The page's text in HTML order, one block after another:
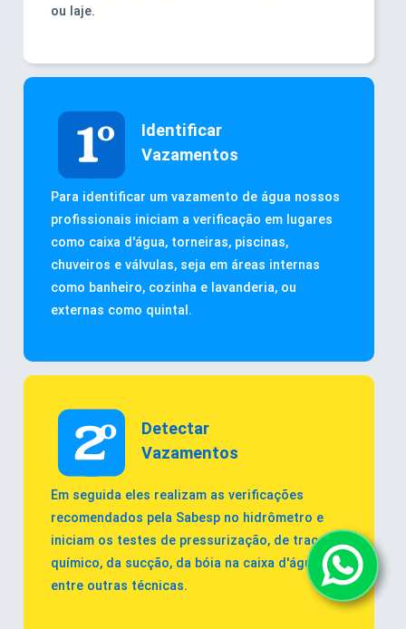
ou laje.
Identificar
Vazamentos
Para identificar um vazamento de água nossos
profissionais iniciam a verificação em lugares
como caixa d'água, torneiras, piscinas,
chuveiros e válvulas, seja em áreas internas
como banheiro, cozinha e lavanderia, ou
externas como quintal.
Detectar
Vazamentos
Em seguida eles realizam as verificações
recomendados pela Sabesp no hidrômetro e
iniciam os testes de pressurização, de traçador
químico, da sucção, da bóia na caixa d'água,
entre outras técnicas.